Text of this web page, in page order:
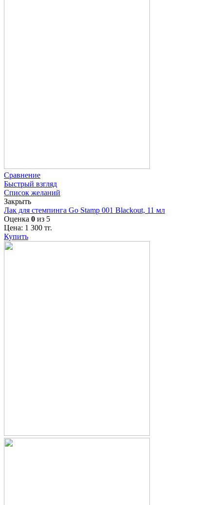
Сравнение
Быстрый взгляд
Список желаний
Закрыть
Лак для стемпинга Go Stamp 001 Blackout, 11 мл
Оценка 0 из 5
Цена: 1 300 тг.
Купить